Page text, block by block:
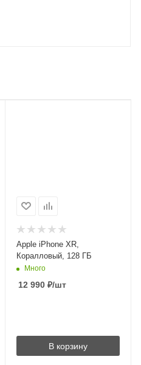
Apple iPhone XR,
Коралловый, 128 ГБ
Много
12 990₽/шт
В корзину